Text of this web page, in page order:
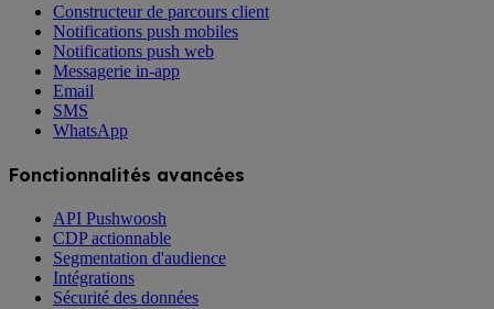
Constructeur de parcours client
Notifications push mobiles
Notifications push web
Messagerie in-app
Email
SMS
WhatsApp
Fonctionnalités avancées
API Pushwoosh
CDP actionnable
Segmentation d'audience
Intégrations
Sécurité des données